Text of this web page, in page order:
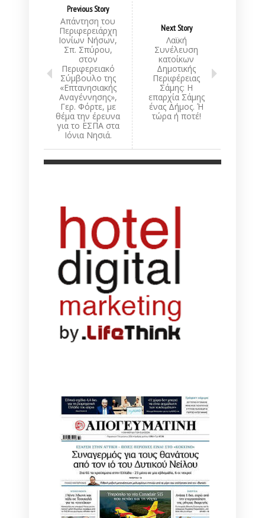
Previous Story
Απάντηση του
Περιφερειάρχη
Ιονίων Νήσων,
Σπ. Σπύρου,
στον
Περιφερειακό
Σύμβουλο της
«Επτανησιακής
Αναγέννησης»,
Γερ. Φόρτε, με
θέμα την έρευνα
για το ΕΣΠΑ στα
Ιόνια Νησιά.
Next Story
Λαϊκή
Συνέλευση
κατοίκων
Δημοτικής
Περιφέρειας
Σάμης: Η
επαρχία Σάμης
ένας Δήμος. Ή
τώρα ή ποτέ!